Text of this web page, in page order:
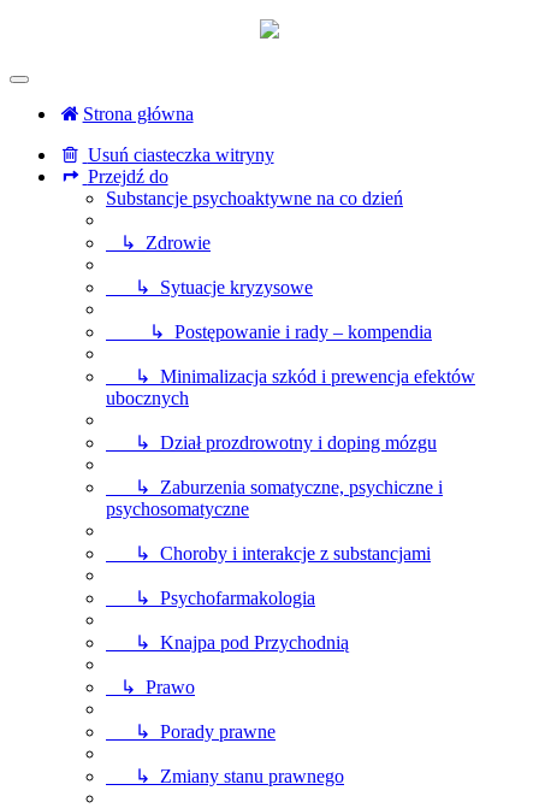
Strona główna
Usuń ciasteczka witryny
Przejdź do
Substancje psychoaktywne na co dzień
↳ Zdrowie
↳ Sytuacje kryzysowe
↳ Postępowanie i rady – kompendia
↳ Minimalizacja szkód i prewencja efektów
ubocznych
↳ Dział prozdrowotny i doping mózgu
↳ Zaburzenia somatyczne, psychiczne i
psychosomatyczne
↳ Choroby i interakcje z substancjami
↳ Psychofarmakologia
↳ Knajpa pod Przychodnią
↳ Prawo
↳ Porady prawne
↳ Zmiany stanu prawnego